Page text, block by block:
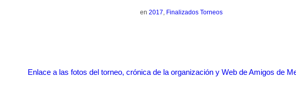
en 2017, Finalizados Torneos
Enlace a las fotos del torneo, crónica de la organización y Web de Amigos de